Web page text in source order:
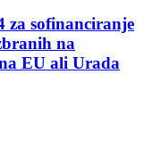
za sofinanciranje
na
EU ali Urada